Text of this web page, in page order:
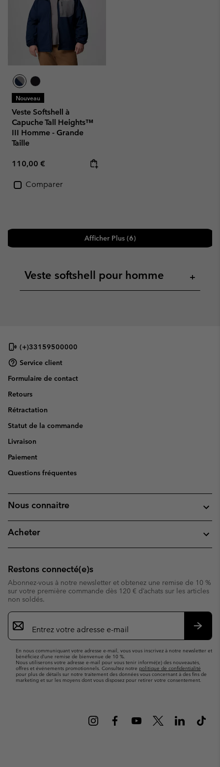
Nouveau
Veste Softshell à
Capuche Tall Heights™
III Homme - Grande
Taille
Regular price:
110,00 €
Comparer
Afficher Plus (6)
Veste softshell pour homme +
(+)33159500000
Service client
Formulaire de contact
Retours
Rétractation
Statut de la commande
Livraison
Paiement
Questions fréquentes
Nous connaitre
Acheter
Restons connecté(e)s
Abonnez-vous à notre newsletter et obtenez une remise de 10 %
sur votre première commande dès 120 € d’achats sur les articles
non soldés.
Inscription
par
e-
En nous communiquant votre adresse e-mail, vous vous inscrivez à notre newsletter et
bénéficiez d’une remise de bienvenue de 10 %.
Nous utiliserons votre adresse e-mail pour vous tenir informé(e) des nouveautés,
offres et événements promotionnels. Consultez notre politique de confidentialité
pour plus de détails sur notre traitement des données vous concernant à des fins de
marketing et sur les moyens dont vous disposez pour retirer votre consentement.